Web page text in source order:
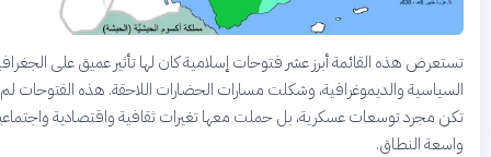
تستعرض هذه القائمة أبرز عشر فتوحات إسلامية كان لها تأثير عميق على الجغرافيا
السياسية والديموغرافية، وشكلت مسارات الحضارات اللاحقة. هذه الفتوحات لم
تكن مجرد توسعات عسكرية، بل حملت معها تغيرات ثقافية واقتصادية واجتماعية
واسعة النطاق.